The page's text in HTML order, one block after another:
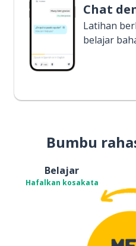
Chat
Latihan
belajar
Bumbu
Belajar
Hafalkan kosakata